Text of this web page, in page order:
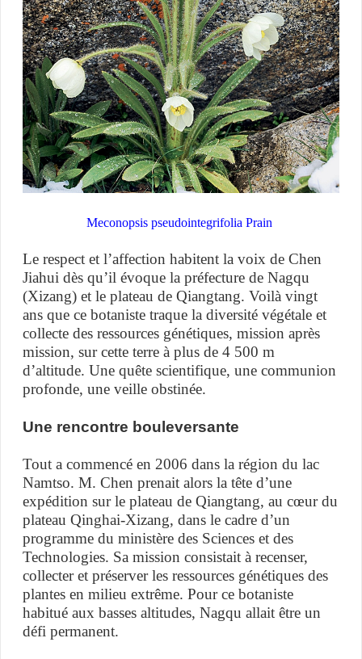
Meconopsis pseudointegrifolia Prain
Le respect et l’affection habitent la voix de Chen
Jiahui dès qu’il évoque la préfecture de Nagqu
(Xizang) et le plateau de Qiangtang. Voilà vingt
ans que ce botaniste traque la diversité végétale et
collecte des ressources génétiques, mission après
mission, sur cette terre à plus de 4 500 m
d’altitude. Une quête scientifique, une communion
profonde, une veille obstinée.
Une rencontre bouleversante
Tout a commencé en 2006 dans la région du lac
Namtso. M. Chen prenait alors la tête d’une
expédition sur le plateau de Qiangtang, au cœur du
plateau Qinghai-Xizang, dans le cadre d’un
programme du ministère des Sciences et des
Technologies. Sa mission consistait à recenser,
collecter et préserver les ressources génétiques des
plantes en milieu extrême. Pour ce botaniste
habitué aux basses altitudes, Nagqu allait être un
défi permanent.